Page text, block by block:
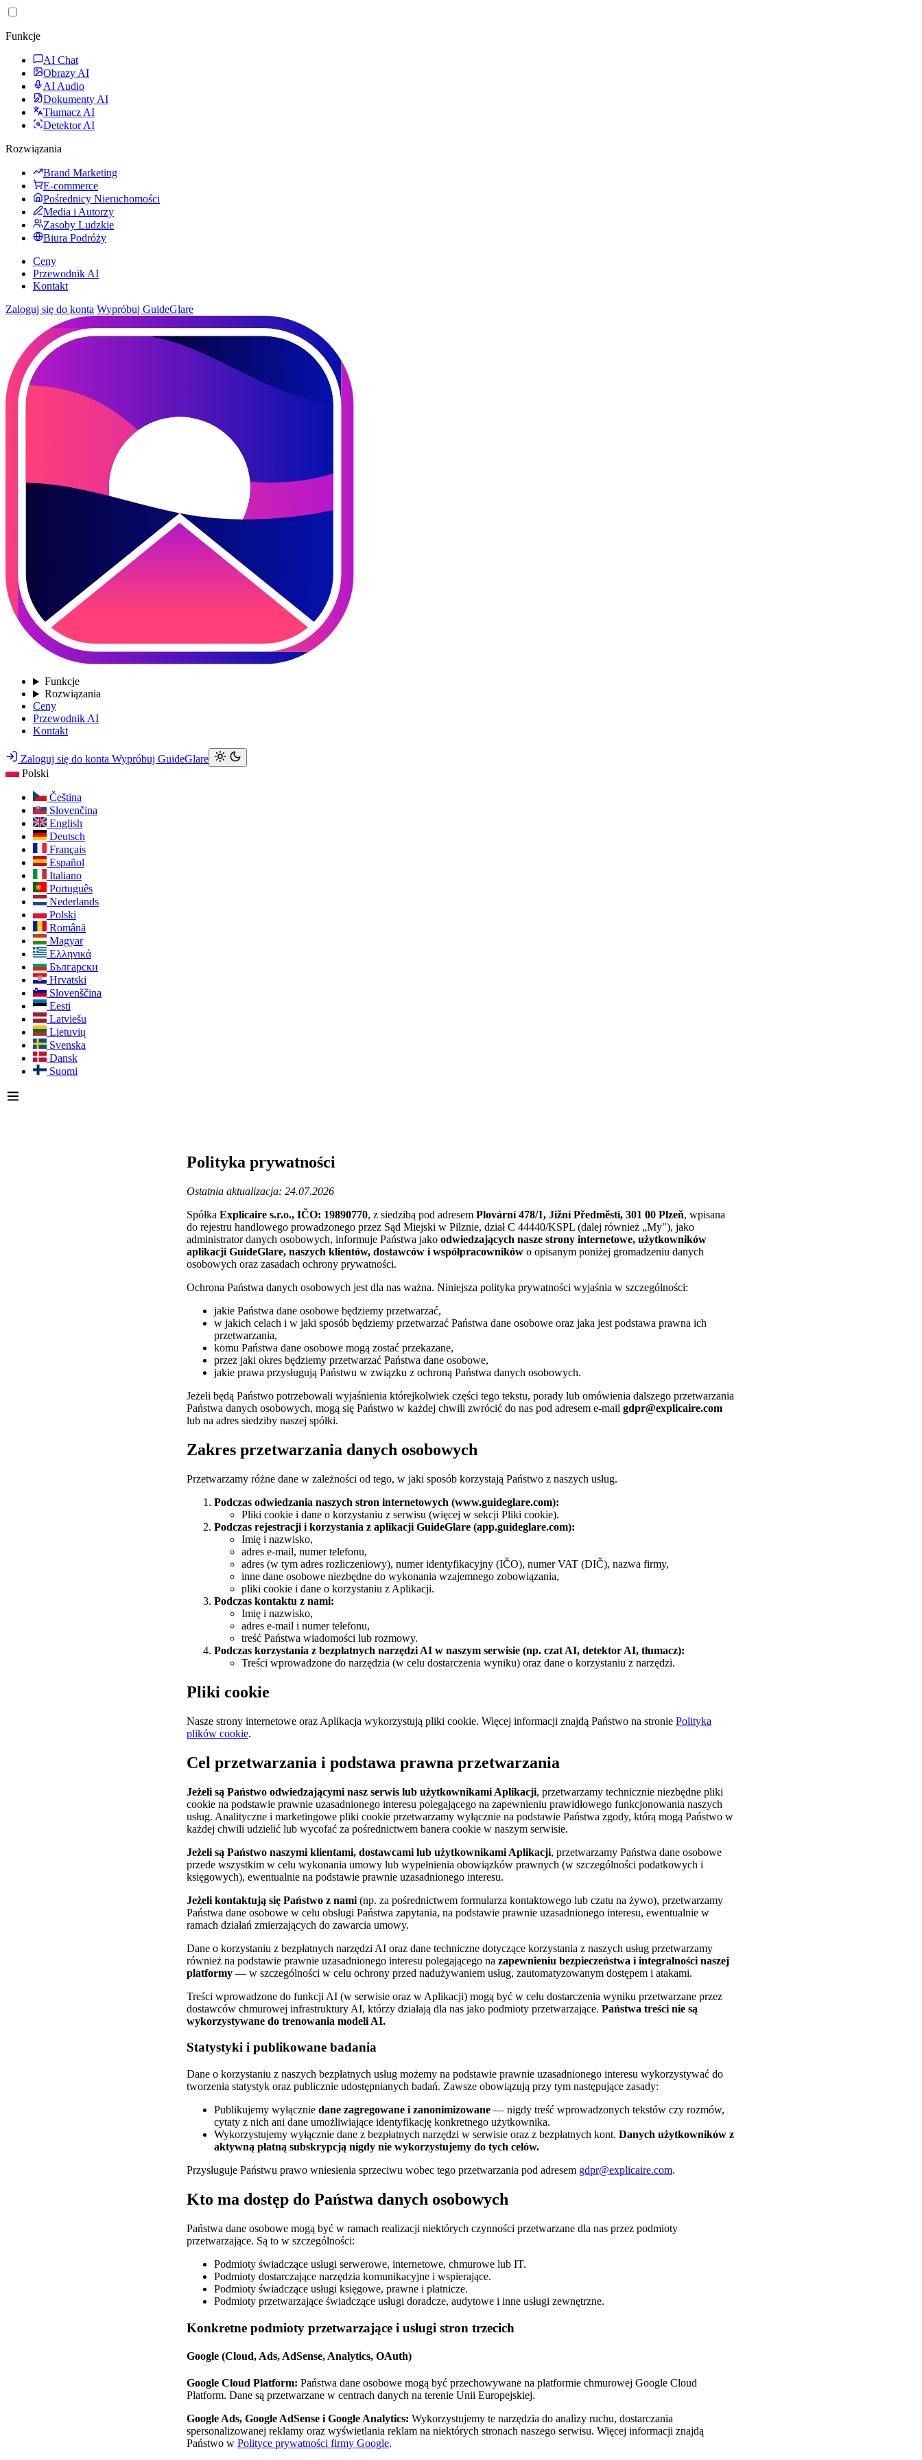
Funkcje
AI Chat
Obrazy AI
AI Audio
Dokumenty AI
Tłumacz AI
Detektor AI
Rozwiązania
Brand Marketing
E-commerce
Pośrednicy Nieruchomości
Media i Autorzy
Zasoby Ludzkie
Biura Podróży
Ceny
Przewodnik AI
Kontakt
Zaloguj się do konta Wypróbuj GuideGlare
Funkcje
Rozwiązania
Ceny
Przewodnik AI
Kontakt
Zaloguj się do konta Wypróbuj GuideGlare
Polski
Čeština
Slovenčina
English
Deutsch
Français
Español
Italiano
Português
Nederlands
Polski
Română
Magyar
Ελληνικά
Български
Hrvatski
Slovenščina
Eesti
Latviešu
Lietuvių
Svenska
Dansk
Suomi
Polityka prywatności
Ostatnia aktualizacja: 24.07.2026
Spółka Explicaire s.r.o., IČO: 19890770, z siedzibą pod adresem Plovární 478/1, Jižní Předměstí, 301 00 Plzeň, wpisana
do rejestru handlowego prowadzonego przez Sąd Miejski w Pilznie, dział C 44440/KSPL (dalej również „My"), jako
administrator danych osobowych, informuje Państwa jako odwiedzających nasze strony internetowe, użytkowników
aplikacji GuideGlare, naszych klientów, dostawców i współpracowników o opisanym poniżej gromadzeniu danych
osobowych oraz zasadach ochrony prywatności.
Ochrona Państwa danych osobowych jest dla nas ważna. Niniejsza polityka prywatności wyjaśnia w szczególności:
jakie Państwa dane osobowe będziemy przetwarzać,
w jakich celach i w jaki sposób będziemy przetwarzać Państwa dane osobowe oraz jaka jest podstawa prawna ich
przetwarzania,
komu Państwa dane osobowe mogą zostać przekazane,
przez jaki okres będziemy przetwarzać Państwa dane osobowe,
jakie prawa przysługują Państwu w związku z ochroną Państwa danych osobowych.
Jeżeli będą Państwo potrzebowali wyjaśnienia którejkolwiek części tego tekstu, porady lub omówienia dalszego przetwarzania
Państwa danych osobowych, mogą się Państwo w każdej chwili zwrócić do nas pod adresem e-mail gdpr@explicaire.com
lub na adres siedziby naszej spółki.
Zakres przetwarzania danych osobowych
Przetwarzamy różne dane w zależności od tego, w jaki sposób korzystają Państwo z naszych usług.
Podczas odwiedzania naszych stron internetowych (www.guideglare.com):
Pliki cookie i dane o korzystaniu z serwisu (więcej w sekcji Pliki cookie).
Podczas rejestracji i korzystania z aplikacji GuideGlare (app.guideglare.com):
Imię i nazwisko,
adres e-mail, numer telefonu,
adres (w tym adres rozliczeniowy), numer identyfikacyjny (IČO), numer VAT (DIČ), nazwa firmy,
inne dane osobowe niezbędne do wykonania wzajemnego zobowiązania,
pliki cookie i dane o korzystaniu z Aplikacji.
Podczas kontaktu z nami:
Imię i nazwisko,
adres e-mail i numer telefonu,
treść Państwa wiadomości lub rozmowy.
Podczas korzystania z bezpłatnych narzędzi AI w naszym serwisie (np. czat AI, detektor AI, tłumacz):
Treści wprowadzone do narzędzia (w celu dostarczenia wyniku) oraz dane o korzystaniu z narzędzi.
Pliki cookie
Nasze strony internetowe oraz Aplikacja wykorzystują pliki cookie. Więcej informacji znajdą Państwo na stronie Polityka
plików cookie.
Cel przetwarzania i podstawa prawna przetwarzania
Jeżeli są Państwo odwiedzającymi nasz serwis lub użytkownikami Aplikacji, przetwarzamy technicznie niezbędne pliki
cookie na podstawie prawnie uzasadnionego interesu polegającego na zapewnieniu prawidłowego funkcjonowania naszych
usług. Analityczne i marketingowe pliki cookie przetwarzamy wyłącznie na podstawie Państwa zgody, którą mogą Państwo w
każdej chwili udzielić lub wycofać za pośrednictwem banera cookie w naszym serwisie.
Jeżeli są Państwo naszymi klientami, dostawcami lub użytkownikami Aplikacji, przetwarzamy Państwa dane osobowe
przede wszystkim w celu wykonania umowy lub wypełnienia obowiązków prawnych (w szczególności podatkowych i
księgowych), ewentualnie na podstawie prawnie uzasadnionego interesu.
Jeżeli kontaktują się Państwo z nami (np. za pośrednictwem formularza kontaktowego lub czatu na żywo), przetwarzamy
Państwa dane osobowe w celu obsługi Państwa zapytania, na podstawie prawnie uzasadnionego interesu, ewentualnie w
ramach działań zmierzających do zawarcia umowy.
Dane o korzystaniu z bezpłatnych narzędzi AI oraz dane techniczne dotyczące korzystania z naszych usług przetwarzamy
również na podstawie prawnie uzasadnionego interesu polegającego na zapewnieniu bezpieczeństwa i integralności naszej
platformy — w szczególności w celu ochrony przed nadużywaniem usług, zautomatyzowanym dostępem i atakami.
Treści wprowadzone do funkcji AI (w serwisie oraz w Aplikacji) mogą być w celu dostarczenia wyniku przetwarzane przez
dostawców chmurowej infrastruktury AI, którzy działają dla nas jako podmioty przetwarzające. Państwa treści nie są
wykorzystywane do trenowania modeli AI.
Statystyki i publikowane badania
Dane o korzystaniu z naszych bezpłatnych usług możemy na podstawie prawnie uzasadnionego interesu wykorzystywać do
tworzenia statystyk oraz publicznie udostępnianych badań. Zawsze obowiązują przy tym następujące zasady:
Publikujemy wyłącznie dane zagregowane i zanonimizowane — nigdy treść wprowadzonych tekstów czy rozmów,
cytaty z nich ani dane umożliwiające identyfikację konkretnego użytkownika.
Wykorzystujemy wyłącznie dane z bezpłatnych narzędzi w serwisie oraz z bezpłatnych kont. Danych użytkowników z
aktywną płatną subskrypcją nigdy nie wykorzystujemy do tych celów.
Przysługuje Państwu prawo wniesienia sprzeciwu wobec tego przetwarzania pod adresem gdpr@explicaire.com.
Kto ma dostęp do Państwa danych osobowych
Państwa dane osobowe mogą być w ramach realizacji niektórych czynności przetwarzane dla nas przez podmioty
przetwarzające. Są to w szczególności:
Podmioty świadczące usługi serwerowe, internetowe, chmurowe lub IT.
Podmioty dostarczające narzędzia komunikacyjne i wspierające.
Podmioty świadczące usługi księgowe, prawne i płatnicze.
Podmioty przetwarzające świadczące usługi doradcze, audytowe i inne usługi zewnętrzne.
Konkretne podmioty przetwarzające i usługi stron trzecich
Google (Cloud, Ads, AdSense, Analytics, OAuth)
Google Cloud Platform: Państwa dane osobowe mogą być przechowywane na platformie chmurowej Google Cloud
Platform. Dane są przetwarzane w centrach danych na terenie Unii Europejskiej.
Google Ads, Google AdSense i Google Analytics: Wykorzystujemy te narzędzia do analizy ruchu, dostarczania
spersonalizowanej reklamy oraz wyświetlania reklam na niektórych stronach naszego serwisu. Więcej informacji znajdą
Państwo w Polityce prywatności firmy Google.